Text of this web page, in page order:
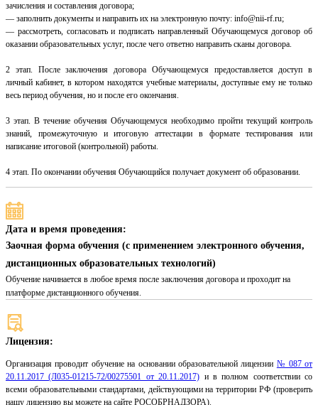
зачисления и составления договора;
— заполнить документы и направить их на электронную почту: info@nii-rf.ru;
— рассмотреть, согласовать и подписать направленный Обучающемуся договор об
оказании образовательных услуг, после чего ответно направить сканы договора.
2 этап. После заключения договора Обучающемуся предоставляется доступ в
личный кабинет, в котором находятся учебные материалы, доступные ему не только
весь период обучения, но и после его окончания.
3 этап. В течение обучения Обучающемуся необходимо пройти текущий контроль
знаний, промежуточную и итоговую аттестации в формате тестирования или
написание итоговой (контрольной) работы.
4 этап. По окончании обучения Обучающийся получает документ об образовании.
Дата и время проведения:
Заочная форма обучения (с применением электронного обучения,
дистанционных образовательных технологий)
Обучение начинается в любое время после заключения договора и проходит на
платформе дистанционного обучения.
Лицензия:
Организация проводит обучение на основании образовательной лицензии № 087 от
20.11.2017 (Л035-01215-72/00275501 от 20.11.2017) и в полном соответствии со
всеми образовательными стандартами, действующими на территории РФ (проверить
нашу лицензию вы можете на сайте РОСОБРНАДЗОРА).